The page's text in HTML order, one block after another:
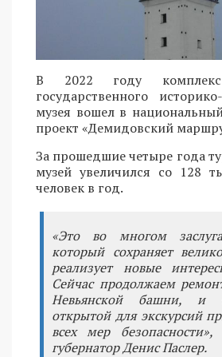
В 2022 году комплекс
государственного
музея вошел в
проект «Демидовский
За прошедшие четыре года
музей увеличился со 128
человек в год.
«Это во многом
который сохраняет
реализует новые
Сейчас продолжаем
Невьянской башни, и
открытой для экскурсий
всех мер
губернатор Денис Паслер.